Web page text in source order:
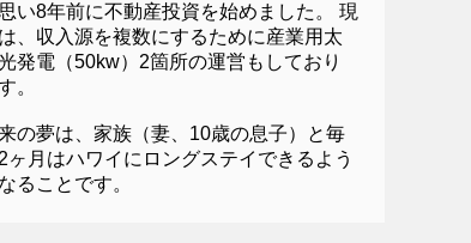
い8年前に不動産投資を始めました。 現
、収入源を複数にするために産業用太
発電（50kw）2箇所の運営もしており
。
の夢は、家族（妻、10歳の息子）と毎
ヶ月はハワイにロングステイできるよう
ることです。